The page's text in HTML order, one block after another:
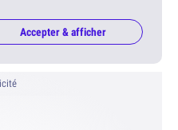
Accepter & afficher